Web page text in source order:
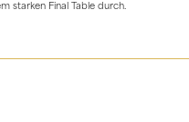
starken Final Table durch.